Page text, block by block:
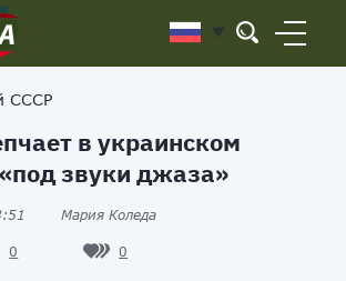
СССР
в украинском
звуки джаза»
Мария Коледа
0 0